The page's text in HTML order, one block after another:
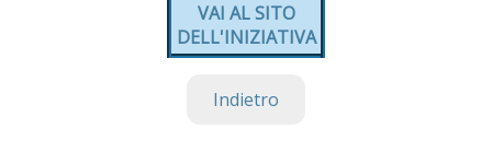
VAI AL SITO
DELL'INIZIATIVA
Indietro